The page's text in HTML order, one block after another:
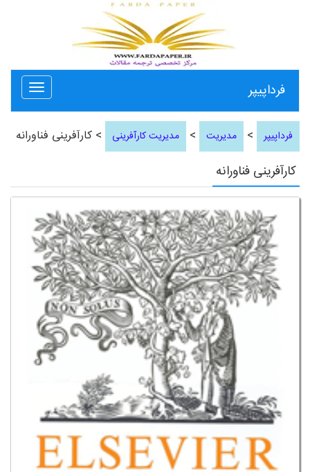
Toggle
فرداپیپر
فرداپیپر > مدیریت > مدیریت کارآفرینی > کارآفرینی فناورانه
کارآفرینی فناورانه